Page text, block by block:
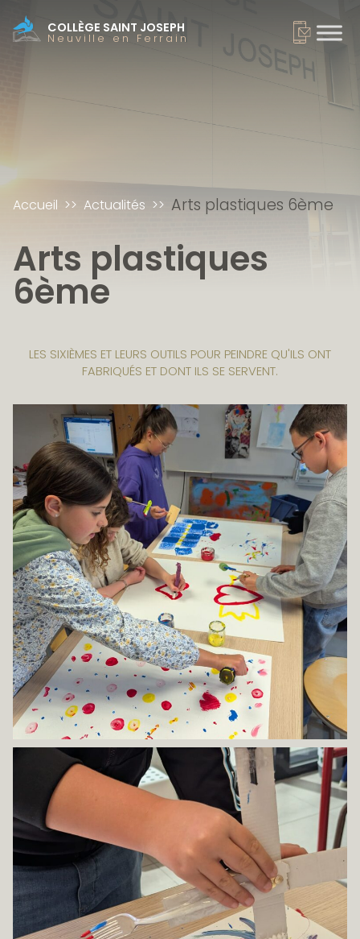
COLLÈGE SAINT JOSEPH
Neuville en Ferrain
Accueil Actualités Arts plastiques 6ème
Arts plastiques
6ème
LES SIXIÈMES ET LEURS OUTILS POUR PEINDRE QU'ILS ONT
FABRIQUÉS ET DONT ILS SE SERVENT.